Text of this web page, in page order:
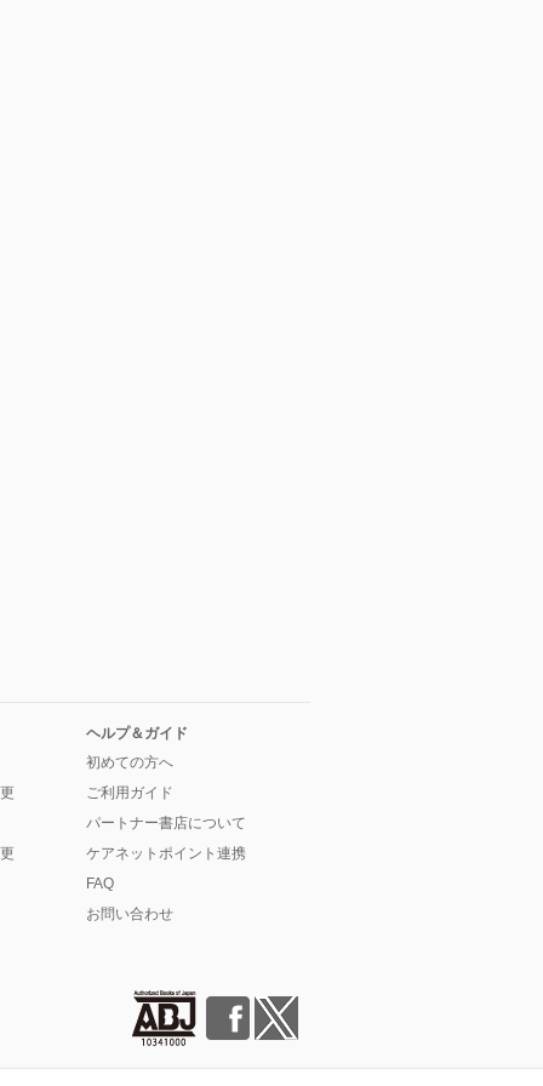
ヘルプ＆ガイド
初めての方へ
ご利用ガイド
パートナー書店について
ケアネットポイント連携
FAQ
お問い合わせ